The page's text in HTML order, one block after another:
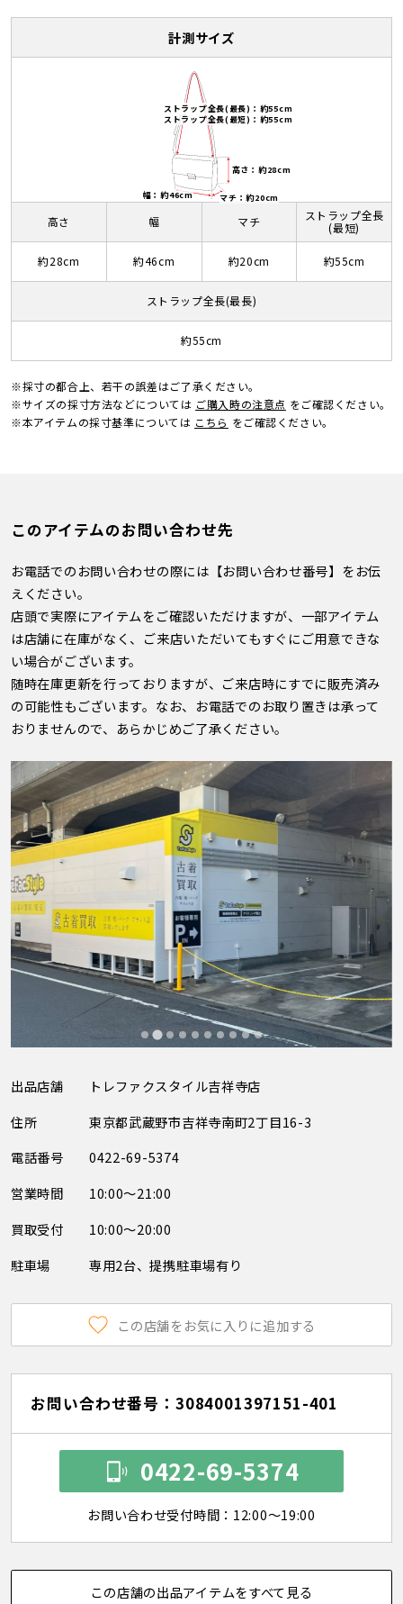
計測サイズ
高さ：約28cm
幅：約46cm マチ：約20cm
ストラップ全長(最短)：約55cm
ストラップ全長(最長)：約55cm
高さ
約28cm
幅
約46cm
マチ
約20cm
ストラップ全長
(最短)
約55cm
ストラップ全長(最長)
約55cm
※採寸の都合上、若干の誤差はご了承ください。
※サイズの採寸方法などについては ご購入時の注意点 をご確認ください。
※本アイテムの採寸基準については こちら をご確認ください。
このアイテムのお問い合わせ先
お電話でのお問い合わせの際には【お問い合わせ番号】をお伝
えください。
店頭で実際にアイテムをご確認いただけますが、一部アイテム
は店舗に在庫がなく、ご来店いただいてもすぐにご用意できな
い場合がございます。
随時在庫更新を行っておりますが、ご来店時にすでに販売済み
の可能性もございます。なお、お電話でのお取り置きは承って
おりませんので、あらかじめご了承ください。
出品店舗
トレファクスタイル吉祥寺店
住所
東京都武蔵野市吉祥寺南町2丁目16-3
電話番号
0422-69-5374
営業時間
10:00～21:00
買取受付
10:00～20:00
駐車場
専用2台、提携駐車場有り
この店舗をお気に入りに追加する
お問い合わせ番号：3084001397151-401
0422-69-5374
お問い合わせ受付時間：12:00～19:00
この店舗の出品アイテムをすべて見る